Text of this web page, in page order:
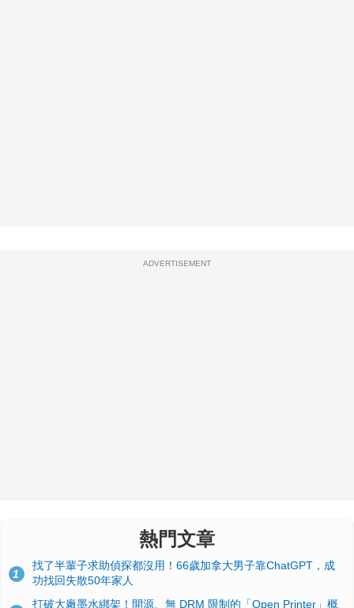
ADVERTISEMENT
熱門文章
1
找了半輩子求助偵探都沒用！66歲加拿大男子靠ChatGPT，成
功找回失散50年家人
打破大廠墨水綁架！開源、無 DRM 限制的「Open Printer」概